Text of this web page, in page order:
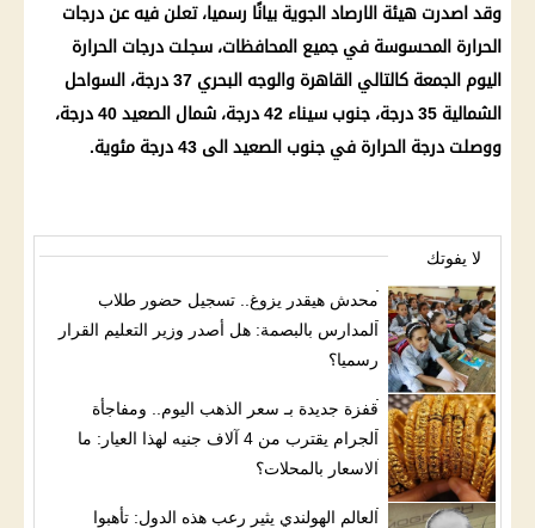
وقد اصدرت هيئة الارصاد الجوية بيانًا رسميا، تعلن فيه عن درجات
الحرارة المحسوسة في جميع المحافظات، سجلت درجات الحرارة
اليوم
الجمعة كالتالي القاهرة والوجه البحري 37 درجة، السواحل
الشمالية 35 درجة،
جنوب سيناء
42 درجة، شمال الصعيد 40 درجة،
ووصلت درجة الحرارة في جنوب الصعيد الى 43 درجة مئوية.
لا يفوتك
محدش هيقدر يزوغ.. تسجيل حضور طلاب
المدارس بالبصمة: هل أصدر وزير التعليم القرار
رسميا؟
قفزة جديدة بـ سعر الذهب اليوم.. ومفاجأة
الجرام يقترب من 4 آلاف جنيه لهذا العيار: ما
الاسعار بالمحلات؟
العالم الهولندي يثير رعب هذه الدول: تأهبوا